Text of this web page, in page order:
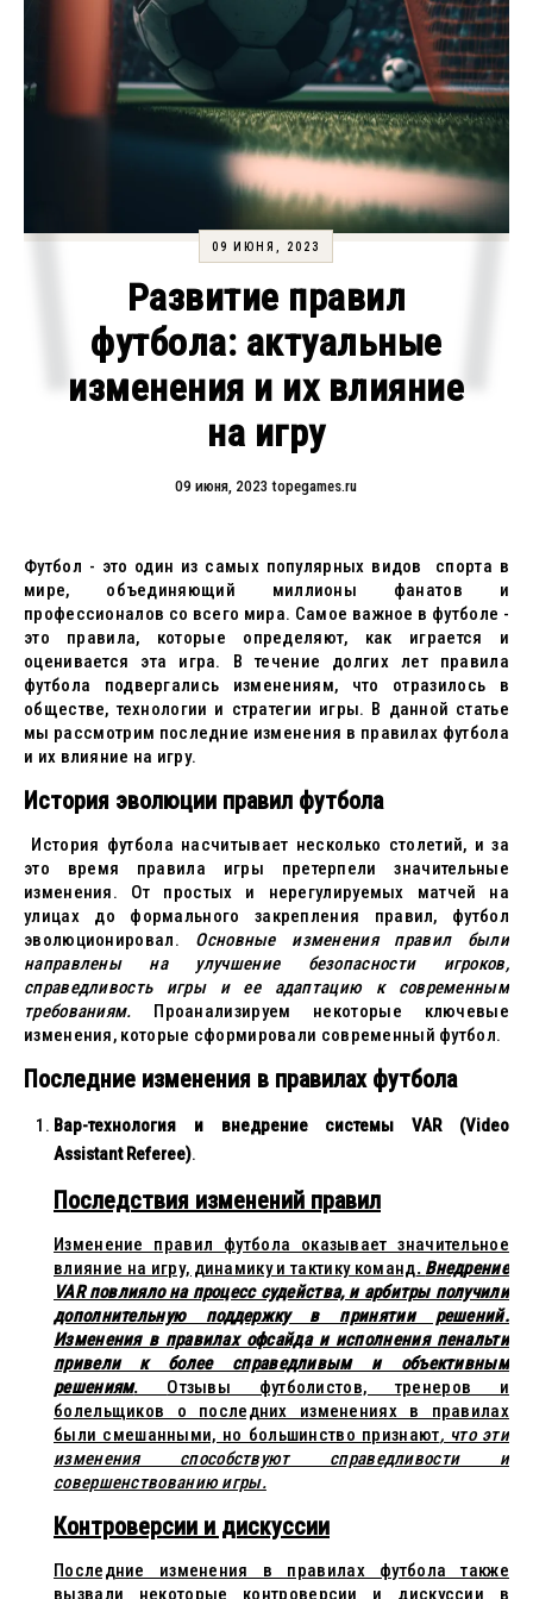
09 ИЮНЯ, 2023
Развитие правил
футбола: актуальные
изменения и их влияние
на игру
09 июня, 2023 topegames.ru
Футбол - это один из самых популярных видов спорта в
мире, объединяющий миллионы фанатов и
профессионалов со всего мира. Самое важное в футболе -
это правила, которые определяют, как играется и
оценивается эта игра. В течение долгих лет правила
футбола подвергались изменениям, что отразилось в
обществе, технологии и стратегии игры. В данной статье
мы рассмотрим последние изменения в правилах футбола
и их влияние на игру.
История эволюции правил футбола
История футбола насчитывает несколько столетий, и за
это время правила игры претерпели значительные
изменения. От простых и нерегулируемых матчей на
улицах до формального закрепления правил, футбол
эволюционировал. Основные изменения правил были
направлены на улучшение безопасности игроков,
справедливость игры и ее адаптацию к современным
требованиям. Проанализируем некоторые ключевые
изменения, которые сформировали современный футбол.
Последние изменения в правилах футбола
Вар-технология и внедрение системы VAR (Video
Assistant Referee).
Последствия изменений правил
Изменение правил футбола оказывает значительное
влияние на игру, динамику и тактику команд. Внедрение
VAR повлияло на процесс судейства, и арбитры получили
дополнительную поддержку в принятии решений.
Изменения в правилах офсайда и исполнения пенальти
привели к более справедливым и объективным
решениям. Отзывы футболистов, тренеров и
болельщиков о последних изменениях в правилах
были смешанными, но большинство признают, что эти
изменения способствуют справедливости и
совершенствованию игры.
Контроверсии и дискуссии
Последние изменения в правилах футбола также
вызвали некоторые контроверсии и дискуссии в